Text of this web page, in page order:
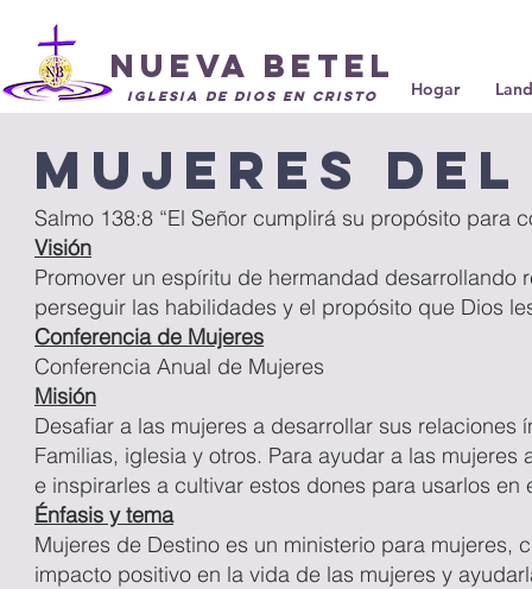
Hogar
Nueva Betel
Iglesia de Dios en Cristo
Mujeres
Salmo 138:8 “El Señor cumplirá su propósito para
Visión
Promover un espíritu de hermandad
perseguir las habilidades y el propósito que Dios
Conferencia de Mujeres
Conferencia Anual de Mujeres
Misión
Desafiar a las mujeres a desarrollar sus relaciones
Familias, iglesia y otros. Para ayudar a las mujeres
e inspirarles a cultivar estos dones para usarlos en
Énfasis y tema
Mujeres de Destino es un ministerio para mujeres,
impacto positivo en la vida de las mujeres y